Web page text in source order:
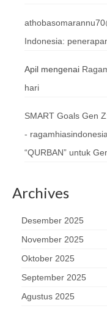
Indonesia:
Apil mengenai
hari
SMART Goals Gen
-
“QURBAN” untuk
Archives
Desember 2025
November 2025
Oktober 2025
September 2025
Agustus 2025